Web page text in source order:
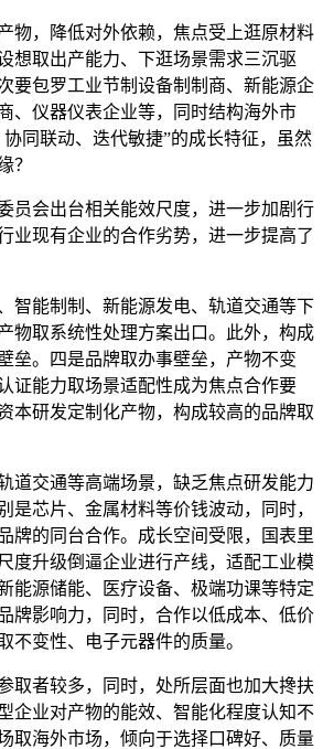
，降低对外依赖，焦点受上逛原材料
想取出产能力、下逛场景需求三沉驱
要包罗工业节制设备制制商、新能源企
、仪器仪表企业等，同时结构海外市
同联动、迭代敏捷”的成长特征，虽然
？
会出台相关能效尺度，进一步加剧行
业现有企业的合作劣势，进一步提高了
能制制、新能源发电、轨道交通等下
物取系统性处理方案出口。此外，构成
垒。四是品牌取办事壁垒，产物不变
证能力取场景适配性成为焦点合作要
本研发定制化产物，构成较高的品牌取
交通等高端场景，缺乏焦点研发能力
是芯片、金属材料等价钱波动，同时，
牌的同台合作。成长空间受限，国表里
度升级倒逼企业进行产线，适配工业模
能源储能、医疗设备、极端功课等特定
牌影响力，同时，合作以低成本、低价
不变性、电子元器件的质量。
者较多，同时，处所层面也加大搀扶
企业对产物的能效、智能化程度认知不
取海外市场，倾向于选择口碑好、质量